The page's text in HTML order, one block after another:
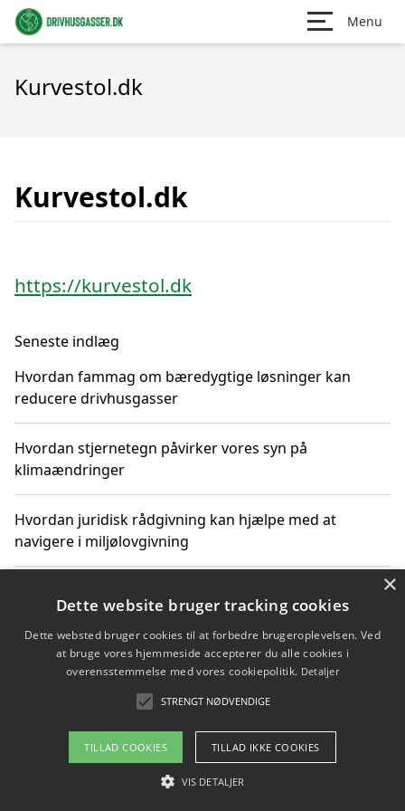
Menu
Kurvestol.dk
Kurvestol.dk
https://kurvestol.dk
Seneste indlæg
Hvordan fammag om bæredygtige løsninger kan
reducere drivhusgasser
Hvordan stjernetegn påvirker vores syn på
klimaændringer
Hvordan juridisk rådgivning kan hjælpe med at
navigere i miljølovgivning
Hvordan spil og underholdning online kan inspirere til
bæredygtige valg
Køb produkter i danske webshops for at spare på
transport og nedbringe CO2-udledning
Copyright 2026 - Pilanto Aps
Om / kontakt
×
Dette website bruger tracking cookies
Dette websted bruger cookies til at forbedre brugeroplevelsen. Ved
at bruge vores hjemmeside accepterer du alle cookies i
overensstemmelse med vores cookiepolitik. Detaljer
STRENGT NØDVENDIGE
TILLAD COOKIES TILLAD IKKE COOKIES
VIS DETALJER